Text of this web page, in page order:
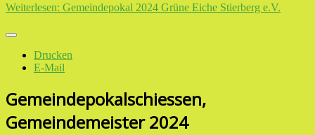
Weiterlesen: Gemeindepokal 2024 Grüne Eiche Stierberg e.V.
Drucken
E-Mail
Gemeindepokalschiessen,
Gemeindemeister 2024